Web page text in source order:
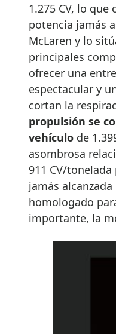
1.275 CV, lo
potencia jamás
McLaren y lo
principales
ofrecer una
espectacular y
cortan la
propulsión se
vehículo de
asombrosa
911 CV/
jamás
homologado
importante, la